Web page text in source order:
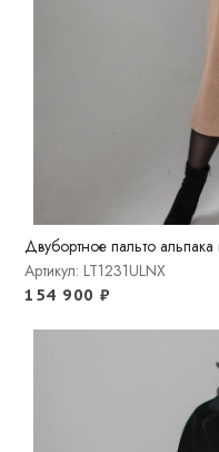
Двубортное пальто
Артикул: LT1231ULNX
154 900₽